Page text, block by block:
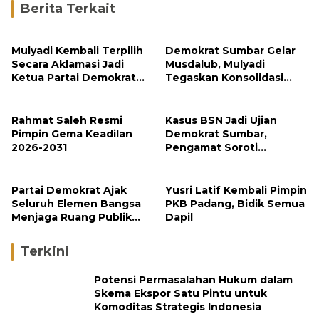
Berita Terkait
Mulyadi Kembali Terpilih
Secara Aklamasi Jadi
Ketua Partai Demokrat
Demokrat Sumbar Gelar
Musdalub, Mulyadi
Tegaskan Konsolidasi
Rahmat Saleh Resmi
Pimpin Gema Keadilan
2026-2031
Kasus BSN Jadi Ujian
Demokrat Sumbar,
Pengamat Soroti
Bermasalah
Partai Demokrat Ajak
Seluruh Elemen Bangsa
Menjaga Ruang Publik
Beradab
Yusri Latif Kembali Pimpin
PKB Padang, Bidik Semua
Dapil
Terkini
Potensi Permasalahan Hukum dalam
Skema Ekspor Satu Pintu untuk
Komoditas Strategis Indonesia